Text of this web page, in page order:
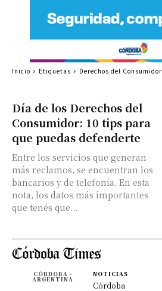
Día de los Derechos del
Consumidor: 10 tips para
que puedas defenderte
Entre los servicios que generan
más reclamos, se encuentran los
bancarios y de telefonía. En esta
nota, los datos más importantes
que tenés que...
Inicio Etiquetas Derechos del Consumidor
CÓRDOBA -
ARGENTINA
NOTICIAS
Córdoba